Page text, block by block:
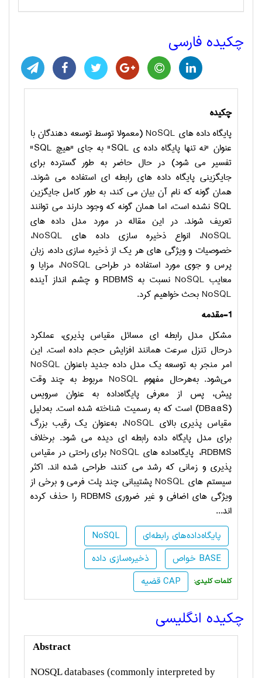
چکیده فارسی
چکیده
پایگاه‌ داده‌ های NoSQL (معمولا توسط توسعه ‌دهندگان با
عنوان "نه‌ تنها پایگاه ‌داده‌ ی SQL" به ‌جای "هیچ SQL
"
تفسیر می ‌شود) در حال ‌حاضر به ‌طور گسترده برای
جایگزینی پایگاه ‌داده‌ های رابطه ‌ای استفاده می ‌شوند.
همان‌ گونه که نام آن بیان می‌ کند، به‌ طور کامل جایگزین
SQL نشده است، اما همان‌ گونه که وجود دارند می ‌توانند
تعریف شوند. در این مقاله در مورد مدل داده ‌های
NoSQL، انواع ذخیره ‌سازی داده ‌های NoSQL،
خصوصیات و ویژگی‌ های هر یک از ذخیره ‌سازی داده، زبان
پرس ‌و جوی مورد استفاده در طراحی NoSQL، مزایا و
معایب NoSQL نسبت به RDBMS و چشم‌ انداز آینده
NoSQL بحث خواهیم کرد.
1-مقدمه
مشکل مدل رابطه ‌ای مسائل مقیاس ‌پذیری، عملکرد
درحال تنزل سرعت همانند افزایش حجم داده است. این
امر منجر به توسعه یک مدل داده جدید باعنوان NoSQL
می‌شود. به‌هرحال مفهوم NoSQL مربوط به چند وقت
پیش، پس از معرفی پایگاه‌داده به ‌عنوان سرویس
(
DBaaS) است که به رسمیت شناخته شده است. به‌دلیل
مقیاس‌ پذیری بالای NoSQL، به‌عنوان یک رقیب بزرگ
برای مدل پایگاه ‌داده رابطه ‌ای دیده می‌ شود. برخلاف
RDBMS، پایگاه‌داده‌ های NoSQL برای راحتی در مقیاس
‌پذیری و زمانی که رشد می ‌کنند، طراحی شده ‌اند. اکثر
سیستم‌ های NoSQL پشتیبانی چند پلت ‌فرمی و برخی از
ویژگی‌ های اضافی و غیر ‌ضروری RDBMS را حذف کرده
‌اند...
NoSQL
پایگاه‌داده‌های رابطه‌ای
ذخیره‌سازی داده
خواص BASE
قضیه CAP
:کلمات کلیدی
چکیده انگلیسی
Abstract
NOSQL databases (commonly interpreted by